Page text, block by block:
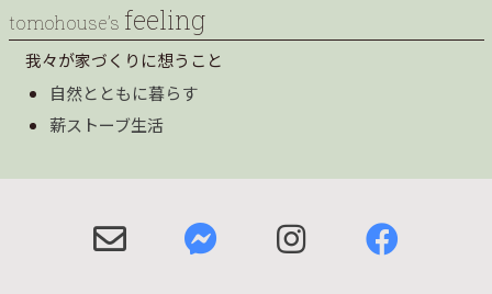
tomohouse’s feeling
我々が家づくりに想うこと
自然とともに暮らす
薪ストーブ生活